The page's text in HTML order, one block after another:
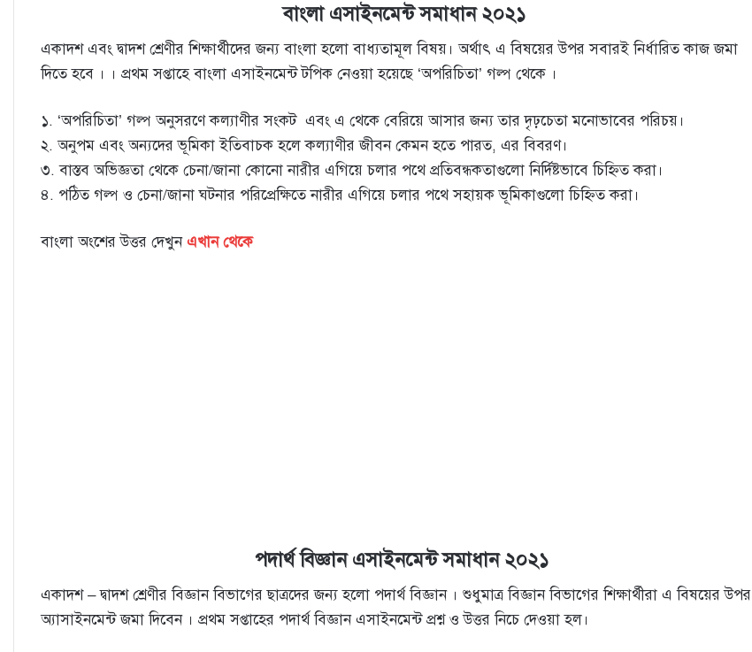
বাংলা এসাইনমেন্ট সমাধান ২০২১
একাদশ এবং দ্বাদশ শ্রেণীর শিক্ষার্থীদের জন্য বাংলা হলো বাধ্যতামূল বিষয়। অর্থাৎ এ বিষয়ের উপর সবারই নির্ধারিত কাজ জমা
দিতে হবে । । প্রথম সপ্তাহে বাংলা এসাইনমেন্ট টপিক নেওয়া হয়েছে ‘অপরিচিতা’ গল্প থেকে ।
১. ‘অপরিচিতা’ গল্প অনুসরণে কল্যাণীর সংকট এবং এ থেকে বেরিয়ে আসার জন্য তার দৃঢ়চেতা মনােভাবের পরিচয়।
২. অনুপম এবং অন্যদের ভূমিকা ইতিবাচক হলে কল্যাণীর জীবন কেমন হতে পারত, এর বিবরণ।
৩. বাস্তব অভিজ্ঞতা থেকে চেনা/জানা কোনাে নারীর এগিয়ে চলার পথে প্রতিবন্ধকতাগুলাে নির্দিষ্টভাবে চিহ্নিত করা।
৪. পঠিত গল্প ও চেনা/জানা ঘটনার পরিপ্রেক্ষিতে নারীর এগিয়ে চলার পথে সহায়ক ভূমিকাগুলাে চিহ্নিত করা।
বাংলা অংশের উত্তর দেখুনএখান থেকে
পদার্থ বিজ্ঞান এসাইনমেন্ট সমাধান ২০২১
একাদশ – দ্বাদশ শ্রেণীর বিজ্ঞান বিভাগের ছাত্রদের জন্য হলো পদার্থ বিজ্ঞান । শুধুমাত্র বিজ্ঞান বিভাগের শিক্ষার্থীরা এ বিষয়ের উপর
অ্যাসাইনমেন্ট জমা দিবেন । প্রথম সপ্তাহের পদার্থ বিজ্ঞান এসাইনমেন্ট প্রশ্ন ও উত্তর নিচে দেওয়া হল।